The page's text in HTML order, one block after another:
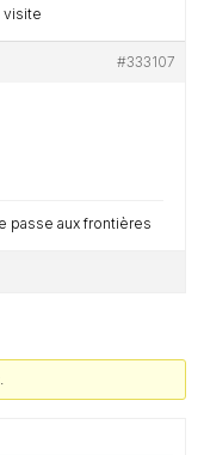
visite
#333107
passe aux frontières